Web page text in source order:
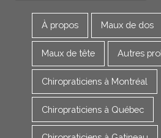
À propos Maux de dos
Maux de tête Autres
Chiropraticiens à Montréal
Chiropraticiens à Québec